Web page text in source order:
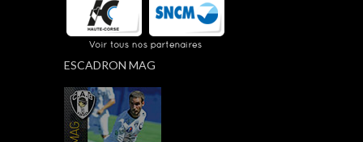
ESCADRON MAG